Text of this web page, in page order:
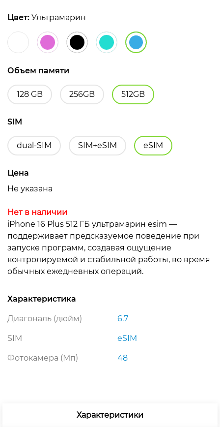
Цвет: Ультрамарин
Объем памяти
128 GB 256GB 512GB
SIM
dual-SIM SIM+eSIM eSIM
Цена
Не указана
Нет в наличии
iPhone 16 Plus 512 ГБ ультрамарин esim —
поддерживает предсказуемое поведение при
запуске программ, создавая ощущение
контролируемой и стабильной работы, во время
обычных ежедневных операций.
Характеристика
Диагональ (дюйм) 6.7
SIM eSIM
Фотокамера (Мп) 48
Характеристики